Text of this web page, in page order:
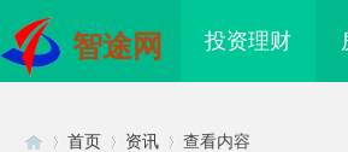
智途网 投资理财
首页 资讯 查看内容